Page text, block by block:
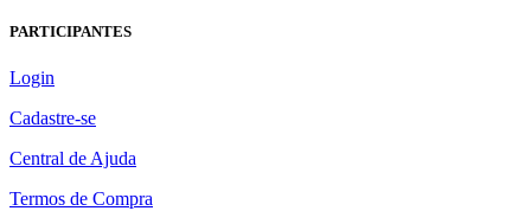
PARTICIPANTES
Login
Cadastre-se
Central de Ajuda
Termos de Compra